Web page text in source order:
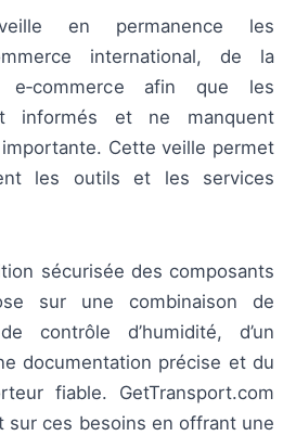
en permanence les
international, de la
afin que les
informés et ne manquent
Cette veille permet
les outils et les services
sécurisée des composants
sur une combinaison de
contrôle d’humidité, d’un
documentation précise et du
fiable. GetTransport.com
sur ces besoins en offrant une